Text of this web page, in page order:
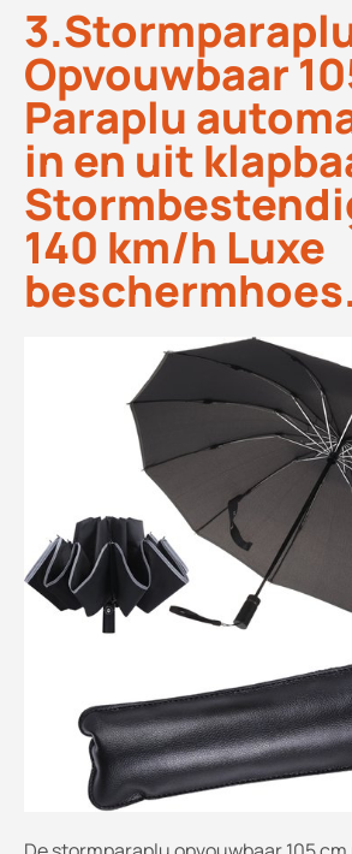
Opvouwbaar
Paraplu
in en uit
140 km/h Luxe